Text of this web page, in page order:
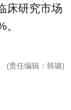
床研究市场
。
(责任编辑：韩璐)